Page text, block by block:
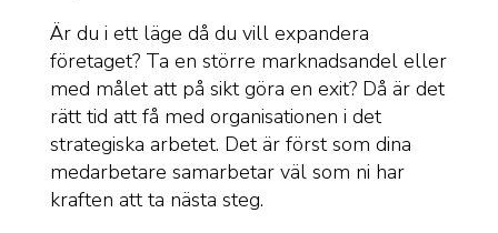
Är du i ett läge då du vill expandera
företaget? Ta en större marknadsandel eller
med målet att på sikt göra en exit? Då är det
rätt tid att få med organisationen i det
strategiska arbetet. Det är först som dina
medarbetare samarbetar väl som ni har
kraften att ta nästa steg.